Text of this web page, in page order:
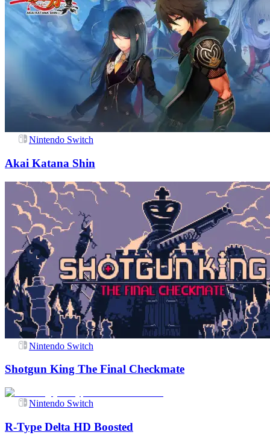
Nintendo Switch
Akai Katana Shin
Nintendo Switch
Shotgun King The Final Checkmate
Nintendo Switch
R-Type Delta HD Boosted